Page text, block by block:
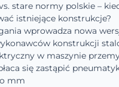
stare normy polskie –
istniejące konstrukcje?
wprowadza nowa
konstrukcji
w maszynie
się zastąpić
mm